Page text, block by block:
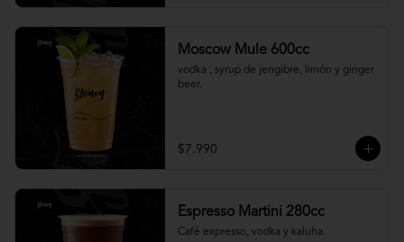
Moscow Mule 600cc
vodka , syrup de jengibre, limón y ginger
beer.
$7.990
Espresso Martini 280cc
Café expresso, vodka y kaluha.